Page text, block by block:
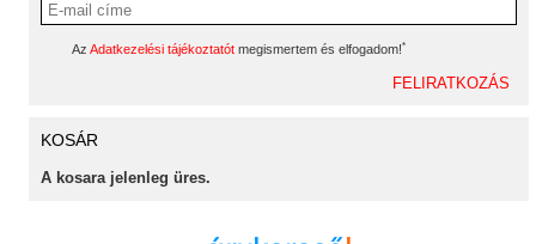
Az Adatkezelési tájékoztatót megismertem és elfogadom!*
KOSÁR
A kosara jelenleg üres.